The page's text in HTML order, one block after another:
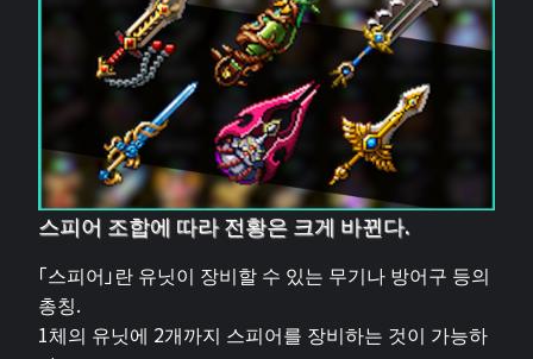
스피어 조합에 따라 전황은 크게 바뀐다.
「스피어」란 유닛이 장비할 수 있는 무기나 방어구 등의
총칭.
1체의 유닛에 2개까지 스피어를 장비하는 것이 가능하